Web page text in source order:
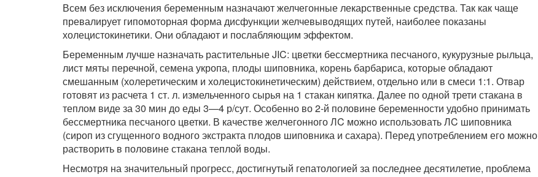
Всем без исключения беременным назначают желчегонные лекарственные средства. Так как чаще
превалирует гипомоторная форма дисфункции желчевыводящих путей, наиболее показаны
холецистокинетики. Они обладают и послабляющим эффектом.
Беременным лучше назначать растительные JIC: цветки бессмертника песчаного, кукурузные рыльца,
лист мяты перечной, семена укропа, плоды шиповника, корень барбариса, которые обладают
смешанным (холеретическим и холецистокинетическим) действием, отдельно или в смеси 1:1. Отвар
готовят из расчета 1 ст. л. измельченного сырья на 1 стакан кипятка. Далее по одной трети стакана в
теплом виде за 30 мин до еды 3—4 р/сут. Особенно во 2-й половине беременности удобно принимать
бессмертника песчаного цветки. В качестве желчегонного ЛC можно использовать ЛC шиповника
(сироп из сгущенного водного экстракта плодов шиповника и сахара). Перед употреблением его можно
растворить в половине стакана теплой воды.
Несмотря на значительный прогресс, достигнутый гепатологией за последнее десятилетие, проблема